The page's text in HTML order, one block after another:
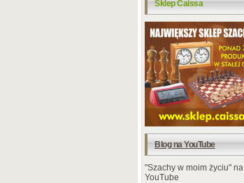
Sklep Caissa
Blog na YouTube
"Szachy w moim życiu" na
YouTube